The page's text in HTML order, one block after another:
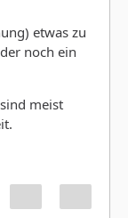
etwas zu
noch ein
meist